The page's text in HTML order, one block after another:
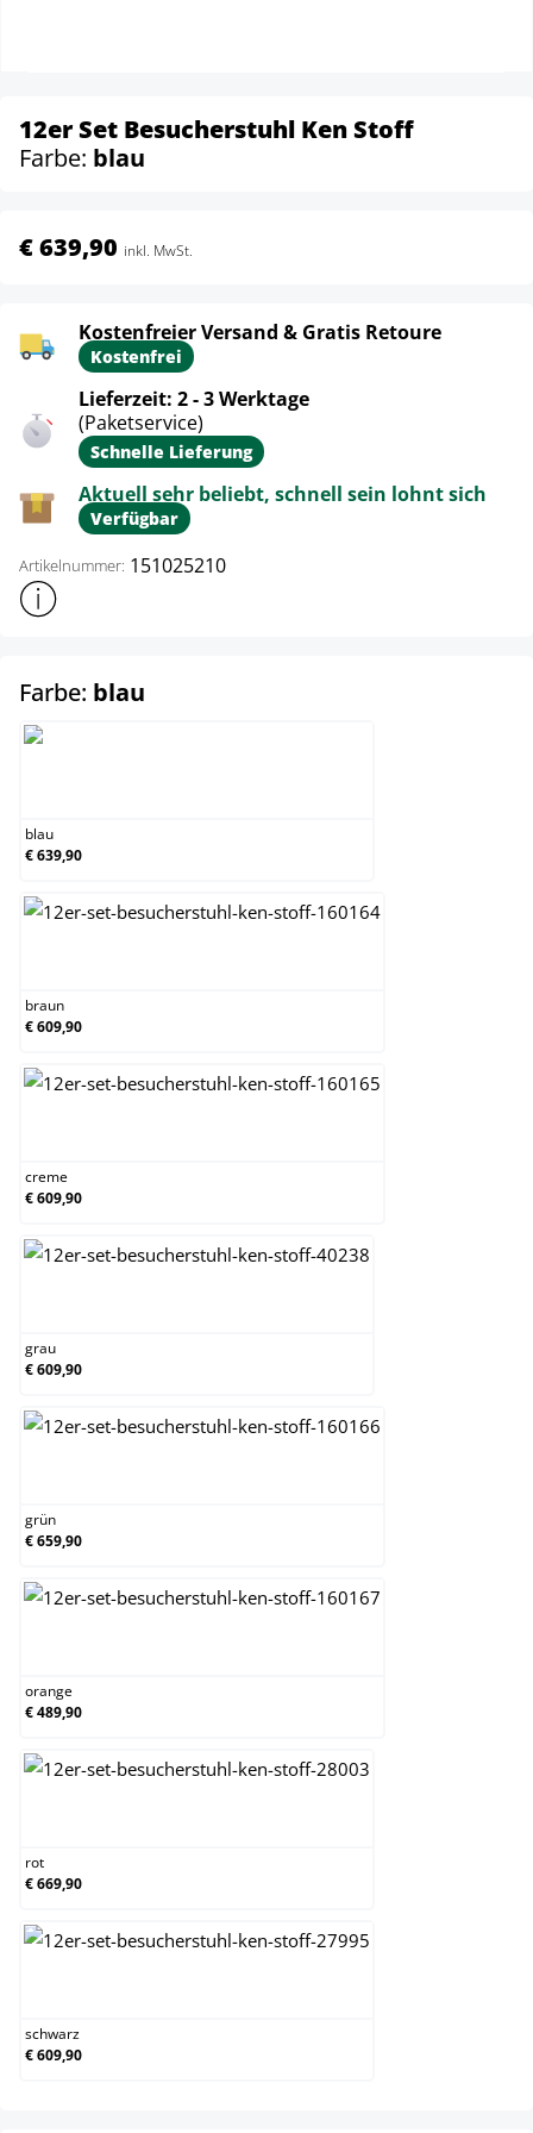
12er Set Besucherstuhl Ken Stoff
Farbe: blau
€ 639,90 inkl. MwSt.
Kostenfreier Versand & Gratis Retoure
Kostenfrei
Lieferzeit: 2 - 3 Werktage
(Paketservice)
Schnelle Lieferung
Aktuell sehr beliebt, schnell sein lohnt sich
Verfügbar
Artikelnummer: 151025210
Weitere Produktinformationen anzeigen
Farbe: blau
blau
€ 639,90
braun
€ 609,90
creme
€ 609,90
grau
€ 609,90
grün
€ 659,90
orange
€ 489,90
rot
€ 669,90
schwarz
€ 609,90